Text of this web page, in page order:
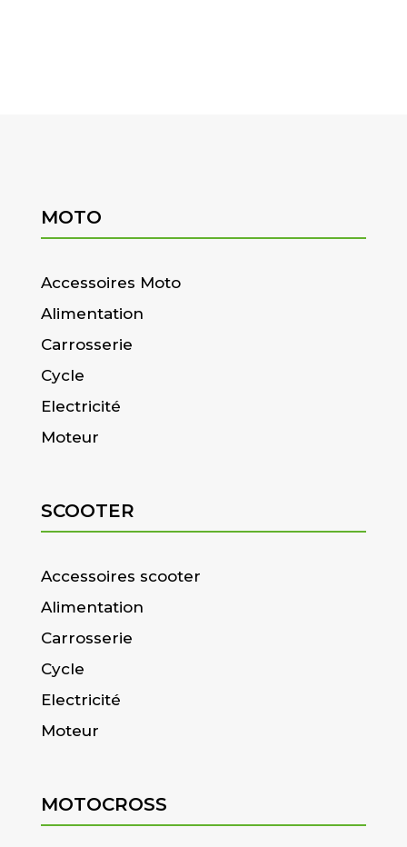
MOTO
Accessoires Moto
Alimentation
Carrosserie
Cycle
Electricité
Moteur
SCOOTER
Accessoires scooter
Alimentation
Carrosserie
Cycle
Electricité
Moteur
MOTOCROSS